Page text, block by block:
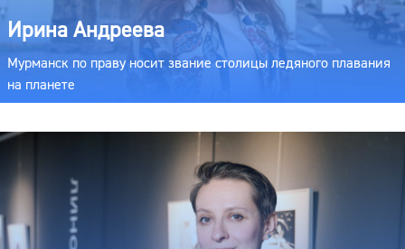
Ирина Андреева
Мурманск по праву носит звание столицы ледяного плавания
на планете